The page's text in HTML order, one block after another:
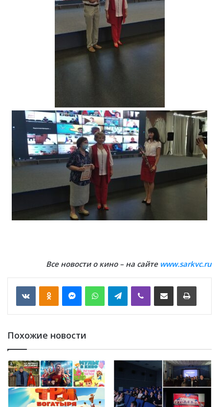
Всеновости о кино – на сайте www.sarkvc.ru
VKontakte WhatsApp Telegram
Похожие новости